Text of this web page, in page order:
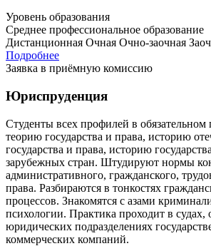
Уровень образования
Среднее профессиональное образование
Дистанционная Очная Очно-заочная
Подробнее
Заявка в приёмную комиссию
Юриспруденция
Студенты всех профилей в обязательном
теорию государства и права, историю
государства и права, историю
зарубежных стран. Штудируют нормы
административного, гражданского,
права. Разбираются в тонкостях
процессов. Знакомятся с азами
психологии. Практика проходит в судах,
юридических подразделениях
коммерческих компаний.